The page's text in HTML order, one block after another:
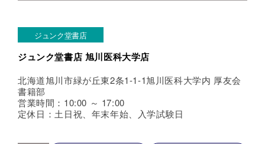
ジュンク堂書店
ジュンク堂書店 旭川医科大学店
北海道旭川市緑が丘東2条1-1-1旭川医科大学内 厚友会
書籍部
営業時間：10:00 ～ 17:00
定休日：土日祝、年末年始、入学試験日